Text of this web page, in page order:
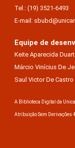
Tel.: (19) 3521-6493
E-mail:
Equipe de
Keite Aparecida
Márcio Vinícius De
Saul Victor De Castro
A Biblioteca Digital da
Atribuição Sem Derivações